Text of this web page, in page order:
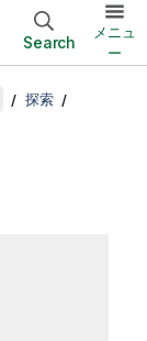
Search
メニュ
ー
探索